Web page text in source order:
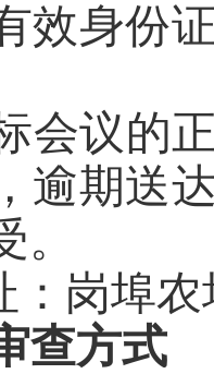
效身份
会议的
逾期送
：岗埠
查方式